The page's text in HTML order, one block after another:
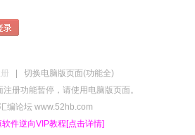
切换电脑版页面(功能全)
册功能暂停，请使用电脑版页面。
编论坛 www.52hb.com
件逆向VIP教程[点击详情]